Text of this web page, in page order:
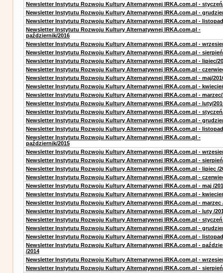
Newsletter Instytutu Rozwoju Kultury Alternatywnej IRKA.com.pl -
Newsletter Instytutu Rozwoju Kultury Alternatywnej IRKA.com.pl -
Newsletter Instytutu Rozwoju Kultury Alternatywnej IRKA.com.pl -
Newsletter Instytutu Rozwoju Kultury Alternatywnej IRKA.com.pl -
październik/2016
Newsletter Instytutu Rozwoju Kultury Alternatywnej IRKA.com.pl -
Newsletter Instytutu Rozwoju Kultury Alternatywnej IRKA.com.pl -
Newsletter Instytutu Rozwoju Kultury Alternatywnej IRKA.com.pl - lipiec/
Newsletter Instytutu Rozwoju Kultury Alternatywnej IRKA.com.pl -
Newsletter Instytutu Rozwoju Kultury Alternatywnej IRKA.com.pl - maj/
Newsletter Instytutu Rozwoju Kultury Alternatywnej IRKA.com.pl -
Newsletter Instytutu Rozwoju Kultury Alternatywnej IRKA.com.pl - marzec/
Newsletter Instytutu Rozwoju Kultury Alternatywnej IRKA.com.pl - luty/
Newsletter Instytutu Rozwoju Kultury Alternatywnej IRKA.com.pl -
Newsletter Instytutu Rozwoju Kultury Alternatywnej IRKA.com.pl -
Newsletter Instytutu Rozwoju Kultury Alternatywnej IRKA.com.pl -
Newsletter Instytutu Rozwoju Kultury Alternatywnej IRKA.com.pl -
październik/2015
Newsletter Instytutu Rozwoju Kultury Alternatywnej IRKA.com.pl -
Newsletter Instytutu Rozwoju Kultury Alternatywnej IRKA.com.pl -
Newsletter Instytutu Rozwoju Kultury Alternatywnej IRKA.com.pl - lipiec /
Newsletter Instytutu Rozwoju Kultury Alternatywnej IRKA.com.pl -
Newsletter Instytutu Rozwoju Kultury Alternatywnej IRKA.com.pl - maj /
Newsletter Instytutu Rozwoju Kultury Alternatywnej IRKA.com.pl -
Newsletter Instytutu Rozwoju Kultury Alternatywnej IRKA.com.pl - marzec
Newsletter Instytutu Rozwoju Kultury Alternatywnej IRKA.com.pl - luty /
Newsletter Instytutu Rozwoju Kultury Alternatywnej IRKA.com.pl - styczeń
Newsletter Instytutu Rozwoju Kultury Alternatywnej IRKA.com.pl -
Newsletter Instytutu Rozwoju Kultury Alternatywnej IRKA.com.pl - listopad
Newsletter Instytutu Rozwoju Kultury Alternatywnej IRKA.com.pl -
/2014
Newsletter Instytutu Rozwoju Kultury Alternatywnej IRKA.com.pl -
Newsletter Instytutu Rozwoju Kultury Alternatywnej IRKA.com.pl - sierpień